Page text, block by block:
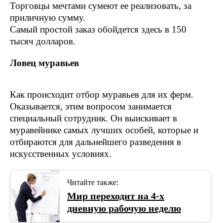
Торговцы мечтами сумеют ее реализовать, за
приличную сумму.
Самый простой заказ обойдется здесь в 150
тысяч долларов.
Ловец муравьев
Как происходит отбор муравьев для их ферм.
Оказывается, этим вопросом занимается
специальный сотрудник. Он выискивает в
муравейнике самых лучших особей, которые и
отбираются для дальнейшего разведения в
искусственных условиях.
Читайте также:
Мир переходит на 4-х
дневную рабочую неделю